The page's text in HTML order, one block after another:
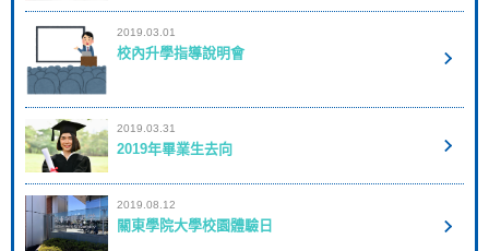
2019.03.01
校內升學指導說明會
2019.03.31
2019年畢業生去向
2019.08.12
關東學院大學校園體驗日